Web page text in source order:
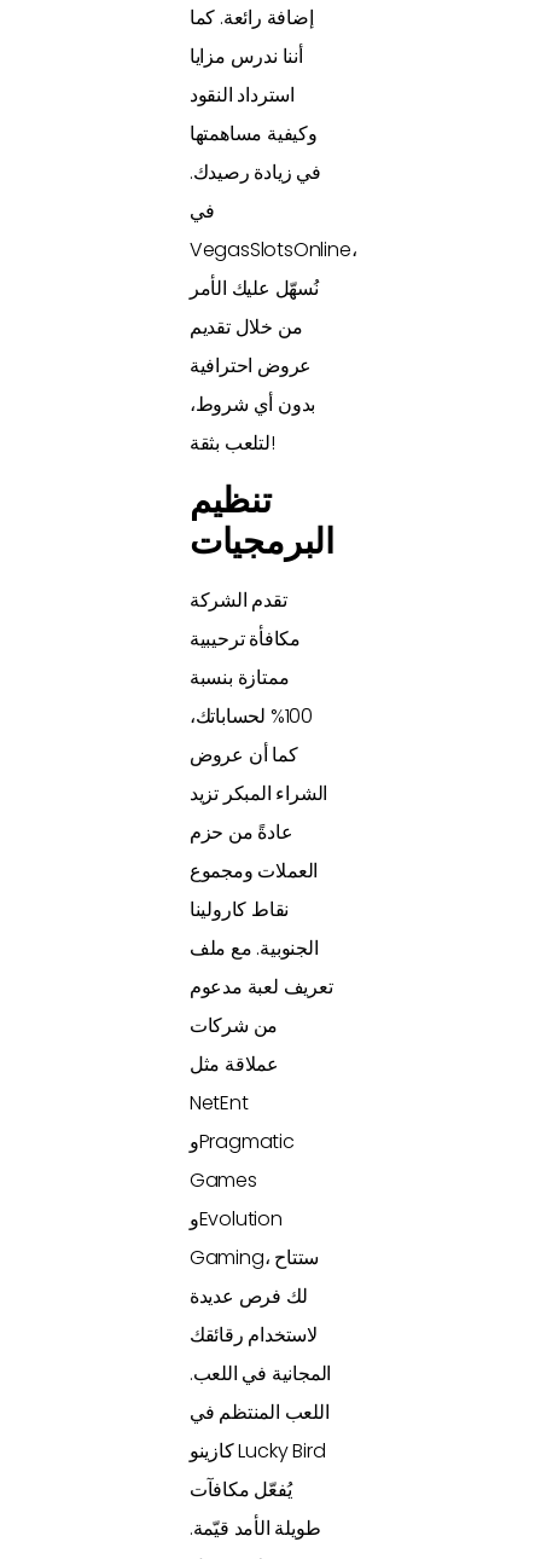
إضافة رائعة. كما
أننا ندرس مزايا
استرداد النقود
وكيفية مساهمتها
في زيادة رصيدك.
في
VegasSlotsOnline،
نُسهّل عليك الأمر
من خلال تقديم
عروض احترافية
بدون أي شروط،
لتلعب بثقة!
تنظيم
البرمجيات
تقدم الشركة
مكافأة ترحيبية
ممتازة بنسبة
100% لحساباتك،
كما أن عروض
الشراء المبكر تزيد
عادةً من حزم
العملات ومجموع
نقاط كارولينا
الجنوبية. مع ملف
تعريف لعبة مدعوم
من شركات
عملاقة مثل
NetEnt
وPragmatic
Games
وEvolution
Gaming، ستتاح
لك فرص عديدة
لاستخدام رقائقك
المجانية في اللعب.
اللعب المنتظم في
كازينو Lucky Bird
يُفعّل مكافآت
طويلة الأمد قيّمة.